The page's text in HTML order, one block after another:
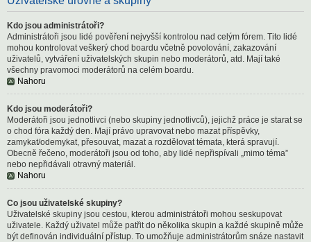
Kdo jsou administrátoři?
Administrátoři jsou lidé pověření nejvyšší kontrolou nad celým fórem. Tito lidé
mohou kontrolovat veškerý chod boardu včetně povolování, zakazování
uživatelů, vytváření uživatelských skupin nebo moderátorů, atd. Mají také
všechny pravomoci moderátorů na celém boardu.
Nahoru
Kdo jsou moderátoři?
Moderátoři jsou jednotlivci (nebo skupiny jednotlivců), jejichž práce je starat se
o chod fóra každý den. Mají právo upravovat nebo mazat příspěvky,
zamykat/odemykat, přesouvat, mazat a rozdělovat témata, která spravují.
Obecně řečeno, moderátoři jsou od toho, aby lidé nepřispívali „mimo téma”
nebo nepřidávali otravný materiál.
Nahoru
Co jsou uživatelské skupiny?
Uživatelské skupiny jsou cestou, kterou administrátoři mohou seskupovat
uživatele. Každý uživatel může patřit do několika skupin a každé skupině může
být definován individuální přístup. To umožňuje administrátorům snáze nastavit